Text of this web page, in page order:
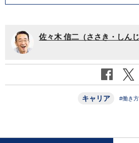
佐々木 信二（ささき・しんじ
キャリア #働き方